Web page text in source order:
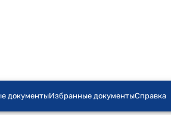
документыИзбранные документыСправка